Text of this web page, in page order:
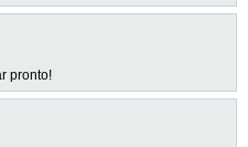
pronto!